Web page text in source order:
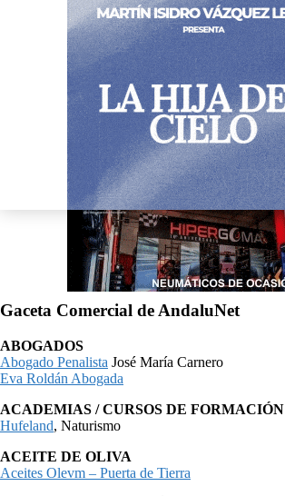
Gaceta Comercial de AndaluNet
ABOGADOS
Abogado Penalista José María Carnero
Eva Roldán Abogada
ACADEMIAS / CURSOS DE FORMACIÓN
Hufeland, Naturismo
ACEITE DE OLIVA
Aceites Olevm – Puerta de Tierra